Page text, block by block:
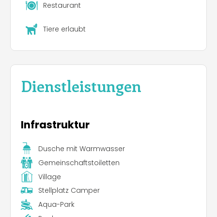
Restaurant
Tiere erlaubt
Dienstleistungen
Infrastruktur
Dusche mit Warmwasser
Gemeinschaftstoiletten
Village
Stellplatz Camper
Aqua-Park